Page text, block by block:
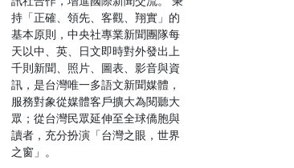
持「正確、領先、客觀、翔實」的
基本原則，中央社專業新聞團隊每
天以中、英、日文即時對外發出上
千則新聞、照片、圖表、影音與資
訊，是台灣唯一多語文新聞媒體，
服務對象從媒體客戶擴大為閱聽大
眾；從台灣民眾延伸至全球僑胞與
讀者，充分扮演「台灣之眼，世界
之窗」。